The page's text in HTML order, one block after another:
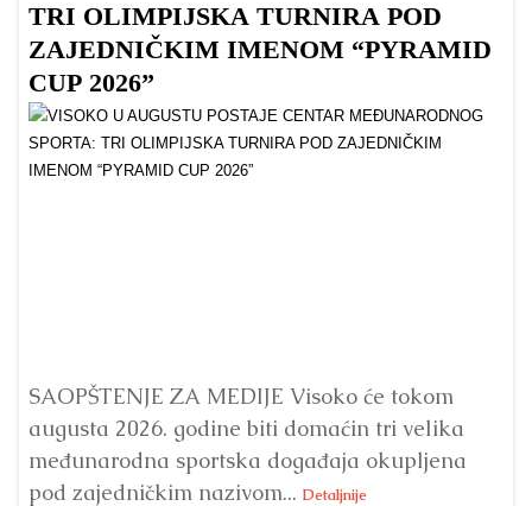
TRI OLIMPIJSKA TURNIRA POD
ZAJEDNIČKIM IMENOM “PYRAMID
CUP 2026”
SAOPŠTENJE ZA MEDIJE Visoko će tokom
augusta 2026. godine biti domaćin tri velika
međunarodna sportska događaja okupljena
pod zajedničkim nazivom... Detaljnije